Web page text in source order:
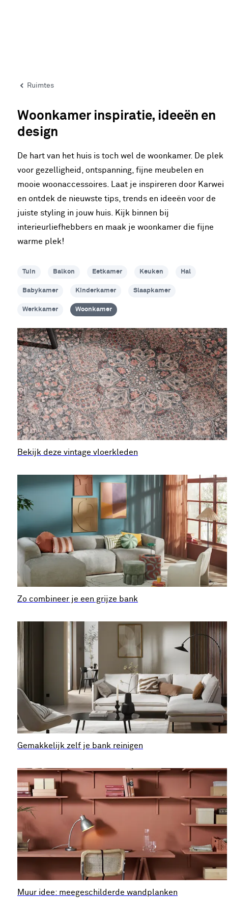
Ruimtes
Woonkamer inspiratie, ideeën en
design
De hart van het huis is toch wel de woonkamer. De plek
voor gezelligheid, ontspanning, fijne meubelen en
mooie woonaccessoires. Laat je inspireren door Karwei
en ontdek de nieuwste tips, trends en ideeën voor de
juiste styling in jouw huis. Kijk binnen bij
interieurliefhebbers en maak je woonkamer die fijne
warme plek!
Tuin Balkon Eetkamer Keuken Hal
Babykamer Kinderkamer Slaapkamer
Werkkamer Woonkamer
Bekijk deze vintage vloerkleden
Zo combineer je een grijze bank
Gemakkelijk zelf je bank reinigen
Muur idee: meegeschilderde wandplanken